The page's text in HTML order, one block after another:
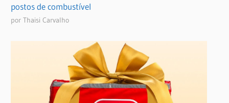
postos de combustível
por Thaisi Carvalho